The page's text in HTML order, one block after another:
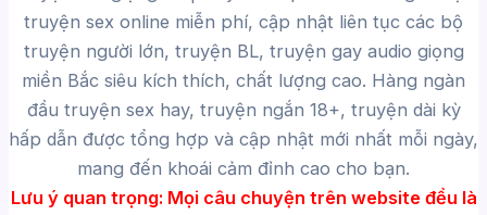
truyện sex online miễn phí, cập nhật liên tục các bộ
truyện người lớn, truyện BL, truyện gay audio giọng
miền Bắc siêu kích thích, chất lượng cao. Hàng ngàn
đầu truyện sex hay, truyện ngắn 18+, truyện dài kỳ
hấp dẫn được tổng hợp và cập nhật mới nhất mỗi ngày,
mang đến khoái cảm đỉnh cao cho bạn.
Lưu ý quan trọng: Mọi câu chuyện trên website đều là